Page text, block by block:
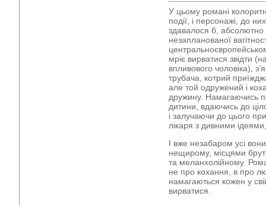
У цьому романі
події, і персонажі, до
здавалося б,
незапланованої
мріє вирватися звідти
впливового чоловіка),
трубача, котрий
але той одружений і
дружину. Намагаючись
дитини, вдаючись до
і залучаючи до цього
лікаря з дивними
І вже незабаром усі
нещирому, місцями
та меланхолійному.
не про кохання, в про
намагаються кожен у
вирватися.